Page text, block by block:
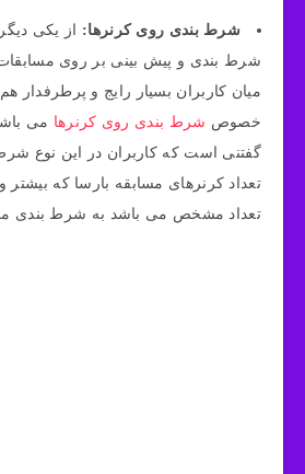
شرط بندی روی کرنرها: از یکی
شرط‌ بندی و پیش‌ بینی بر روی مسابقات
میان کاربران بسیار رایج و پرطرفدار
خصوص شرط بندی روی کرنرها می‌
گفتنی است که کاربران در این نوع
تعداد کرنرهای مسابقه بارسا که بیشتر
تعداد مشخص می‌ باشد به شرط بندی می‌